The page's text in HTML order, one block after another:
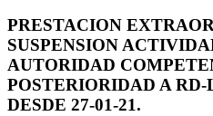
PRESTACION
SUSPENSION
AUTORIDAD
POSTERIORIDAD A RD-
DESDE 27-01-21.